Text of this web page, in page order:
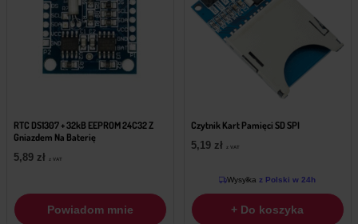
RTC DS1307 + 32kB EEPROM 24C32 Z
Gniazdem Na Baterię
5,89 zł z VAT
Powiadom mnie
Czytnik Kart Pamięci SD SPI
5,19 zł z VAT
Wysyłka z Polski w 24h
+ Do koszyka